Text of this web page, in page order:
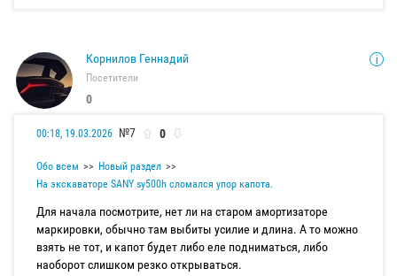
Корнилов Геннадий
Посетители
0
00:18, 19.03.2026 №7 0
Обо всем
Новый раздел
На экскаваторе SANY sy500h сломался упор капота.
Для начала посмотрите, нет ли на старом амортизаторе
маркировки, обычно там выбиты усилие и длина. А то можно
взять не тот, и капот будет либо еле подниматься, либо
наоборот слишком резко открываться.